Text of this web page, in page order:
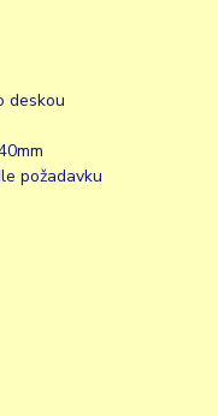
deskou
požadavku